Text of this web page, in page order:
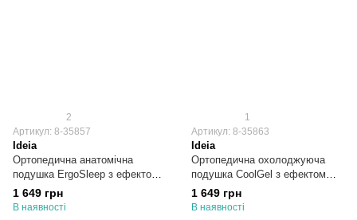
2
Артикул: 8-35857
Ideia
Ортопедична анатомічна
подушка ErgoSleep з ефектом
пам'яті 61х34х12
1 649 грн
В наявності
1
Артикул: 8-35863
Ideia
Ортопедична охолоджуюча
подушка CoolGel з ефектом
пам'яті 60х40х11/9
1 649 грн
В наявності